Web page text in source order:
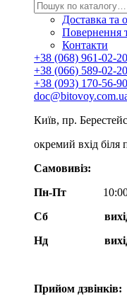
Доставка та
Повернення
Контакти
+38 (068) 961-02-20
+38 (066) 589-02-20
+38 (093) 170-56-90
Київ, пр.
окремий вхід
Самовивіз:
Пн-Пт
Сб
Нд
Прийом дзвінків: